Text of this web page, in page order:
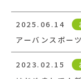
2025.06.14
アーバンスポー
2023.02.15